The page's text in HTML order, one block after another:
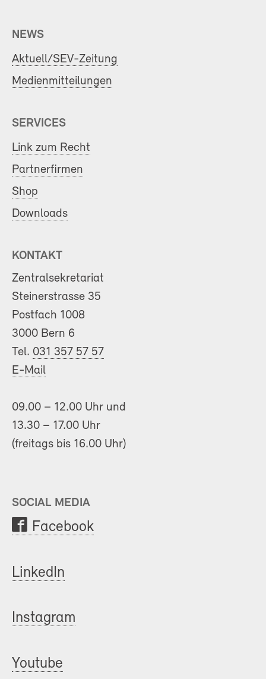
NEWS
Aktuell/SEV-Zeitung
Medienmitteilungen
SERVICES
Link zum Recht
Partnerfirmen
Shop
Downloads
KONTAKT
Zentralsekretariat
Steinerstrasse 35
Postfach 1008
3000 Bern 6
Tel. 031 357 57 57
E-Mail
09.00 – 12.00 Uhr und
13.30 – 17.00 Uhr
(freitags bis 16.00 Uhr)
SOCIAL MEDIA
Facebook
LinkedIn
Instagram
Youtube